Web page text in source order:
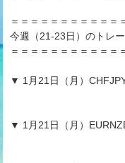
＝＝＝＝＝＝＝＝＝＝＝
今週（21-23日）のトレ
＝＝＝＝＝＝＝＝＝＝＝
▼ 1月21日（月）
▼ 1月21日（月）